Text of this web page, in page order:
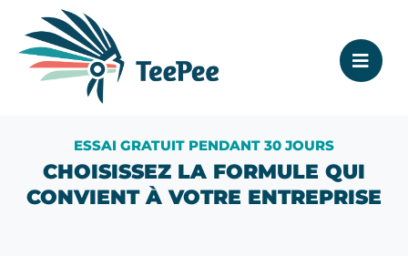
ESSAI GRATUIT PENDANT 30 JOURS
CHOISISSEZ LA FORMULE QUI
CONVIENT À VOTRE ENTREPRISE